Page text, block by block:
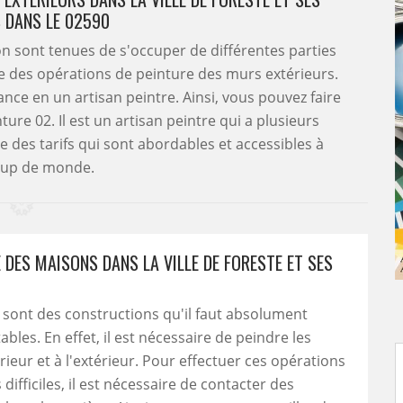
DANS LE 02590
sont tenues de s'occuper de différentes parties
des opérations de peinture des murs extérieurs.
en un artisan peintre. Ainsi, vous pouvez faire
02. Il est un artisan peintre qui a plusieurs
des tarifs qui sont abordables et accessibles à
de monde.
MAISONS DANS LA VILLE DE FORESTE ET SES
sont des constructions qu'il faut absolument
En effet, il est nécessaire de peindre les
et à l'extérieur. Pour effectuer ces opérations
il est nécessaire de contacter des